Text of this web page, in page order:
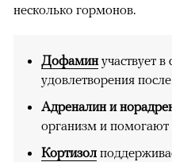
несколько гормонов.
Дофаминучаствует
удовлетворения
Адреналин и
организм и помогают
Кортизол